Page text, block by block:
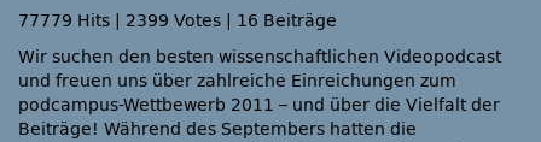
77779 Hits
2399 Votes
16 Beiträge
Wir suchen den besten wissenschaftlichen Videopodcast
und freuen uns über zahlreiche Einreichungen zum
podcampus-Wettbewerb 2011 – und über die Vielfalt der
Beiträge! Während des Septembers hatten die